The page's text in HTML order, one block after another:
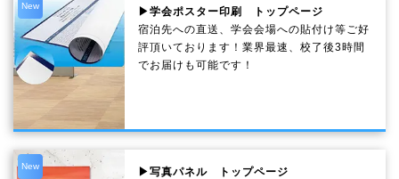
New
▶学会ポスター印刷 トップページ
宿泊先への直送、学会会場への貼付け等ご好
評頂いております！業界最速、校了後3時間
でお届けも可能です！
New
▶写真パネル トップページ